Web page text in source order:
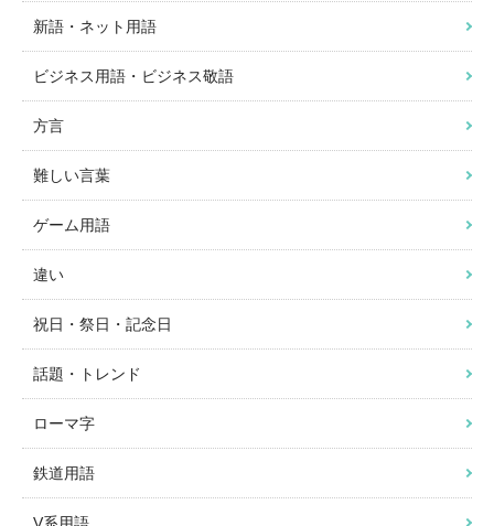
新語・ネット用語
ビジネス用語・ビジネス敬語
方言
難しい言葉
ゲーム用語
違い
祝日・祭日・記念日
話題・トレンド
ローマ字
鉄道用語